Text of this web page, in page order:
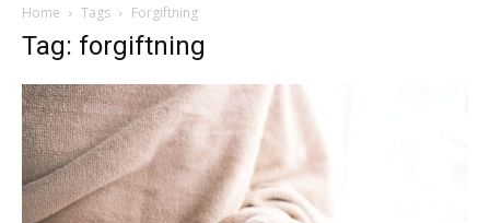
Home Tags Forgiftning
Tag: forgiftning